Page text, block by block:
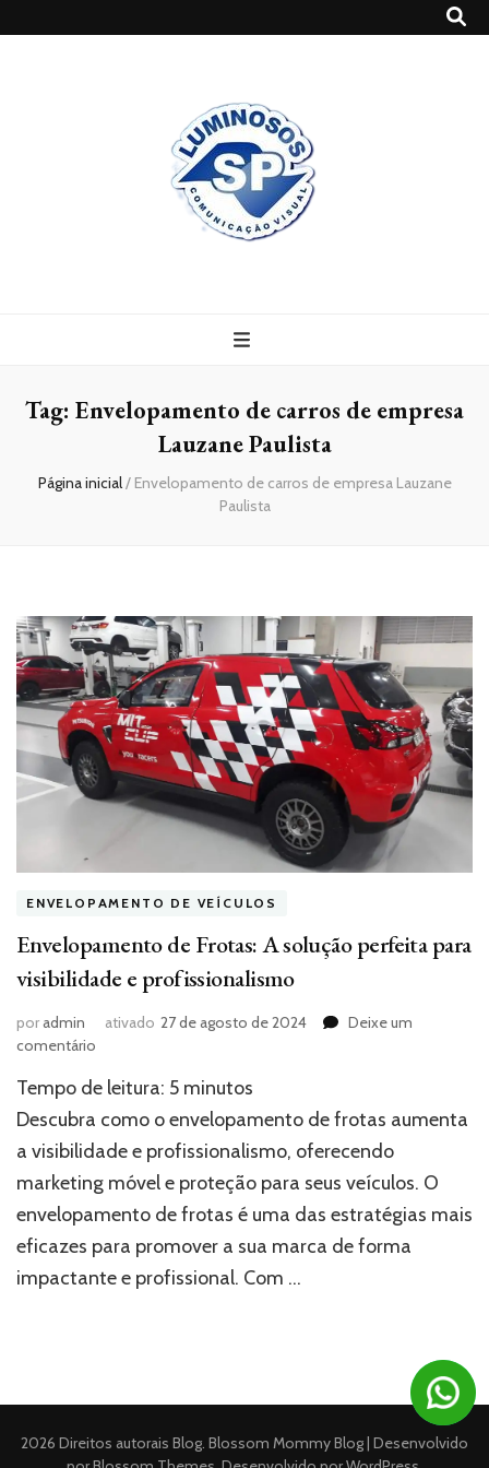
Tag: Envelopamento de carros de empresa
Lauzane Paulista
Página inicial/ Envelopamento de carros de empresa Lauzane
Paulista
ENVELOPAMENTO DE VEÍCULOS
Envelopamento de Frotas: A solução perfeita para
visibilidade e profissionalismo
poradmin ativado 27 de agosto de 2024
Deixe um
comentário
de
Frotas:
solução
perfeita
e
profissionalismo
Tempo de leitura: 5 minutos
Descubra como o envelopamento de frotas aumenta
a visibilidade e profissionalismo, oferecendo
marketing móvel e proteção para seus veículos. O
envelopamento de frotas é uma das estratégias mais
eficazes para promover a sua marca de forma
impactante e profissional. Com …
2026 Direitos autorais Blog. Blossom Mommy Blog | Desenvolvido